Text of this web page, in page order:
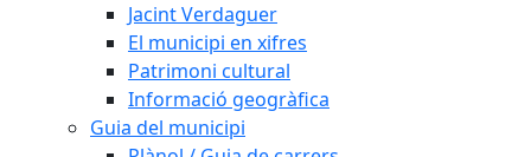
Jacint Verdaguer
El municipi en xifres
Patrimoni cultural
Informació geogràfica
Guia del municipi